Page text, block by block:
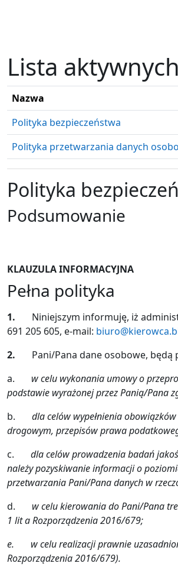
Lista
Nazwa
Polityka bezpieczeństwa
Polityka przetwarzania danych
Polityka
Podsumowanie
KLAUZULA INFORMACYJNA
Pełna polityka
1. Niniejszym informuję, iż
691 205 605, e-mail:
2. Pani/Pana dane osobowe, będą
a. w celu wykonania umowy o
podstawie wyrażonej przez Panią/Pana
b. dla celów wypełnienia
drogowym, przepisów prawa
c. dla celów prowadzenia badań
należy pozyskiwanie informacji o
przetwarzania Pani/Pana danych w
d. w celu kierowania do Pani/Pana
1 lit a Rozporządzenia 2016/679;
e. w celu realizacji prawnie
Rozporządzenia 2016/679).